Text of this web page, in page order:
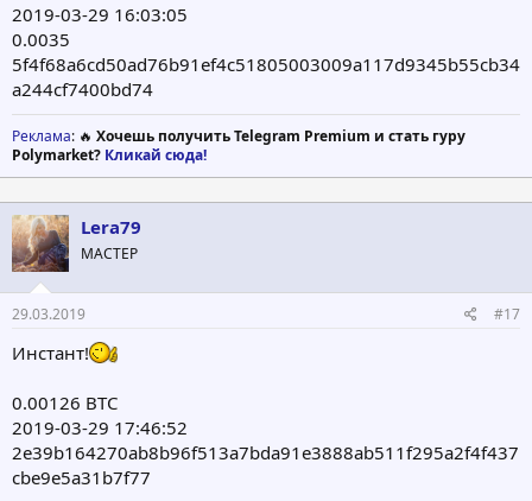
2019-03-29 16:03:05
0.0035
5f4f68a6cd50ad76b91ef4c51805003009a117d9345b55cb34
a244cf7400bd74
Реклама: 🔥 Хочешь получить Telegram Premium и стать гуру
Polymarket? Кликай сюда!
Lera79
МАСТЕР
29.03.2019 #17
Инстант!
0.00126 BTC
2019-03-29 17:46:52
2e39b164270ab8b96f513a7bda91e3888ab511f295a2f4f437
cbe9e5a31b7f77